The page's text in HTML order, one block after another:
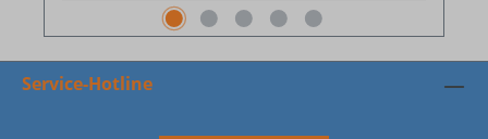
Service-Hotline